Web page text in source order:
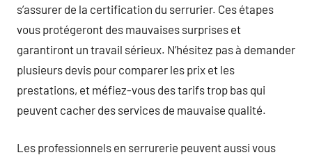
s’assurer de la certification du serrurier. Ces étapes
vous protégeront des mauvaises surprises et
garantiront un travail sérieux. N’hésitez pas à demander
plusieurs devis pour comparer les prix et les
prestations, et méfiez-vous des tarifs trop bas qui
peuvent cacher des services de mauvaise qualité.
Les professionnels en serrurerie peuvent aussi vous